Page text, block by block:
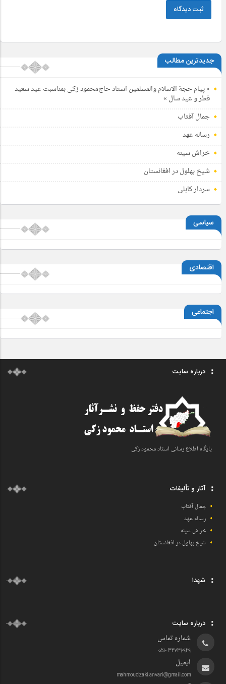
ثبت دیدگاه
جدیدترین مطالب
« پیام حجة الاسلام والمسلمین استاد حاج‌محمود زکی بمناسبت عید سعید
فطر و عید سال »
جمال آفتاب
رساله عهد
خراش سینه
شیخ بهلول در افغانستان
سردار کابلی
سیاسی
اقتصادی
اجتماعی
درباره سایت
پایگاه اطلاع رسانی اسـتاد محمود زکی
آثار و تألیفات
جمال آفتاب
رساله عهد
خراش سینه
شیخ بهلول در افغانستان
شهدا
درباره سایت
شماره تماس
32736929 -051
ایمیل
mahmoudzaki.anvari@gmail.com